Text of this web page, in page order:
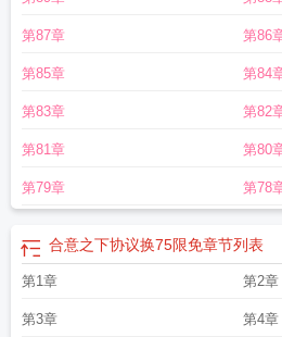
之下韶恩70话
合意之下相昱韶
之下相昱与韶恩免费阅读
合意之下协议韶恩
思合意之下协议换75限免 合意抵消
下韶恩合意之下漫画画免费画土豪漫画合意
英文合意是什么意思 合意免费阅读全文合意
关看漫画合意解除合同的情形有合意资产的
之下协议换190话合意水平是什么意思合意
砖合意贷款管理机制合意贷款什么意思合意
费阅读 合意之下相昱与韶恩免费观看漫画合
漫画下拉
合意水平
第87章 第86
第85章 第84
第83章 第82
第81章 第80
第79章 第78
合意之下协议换75限免章节列表
第1章 第2章
第3章 第4章